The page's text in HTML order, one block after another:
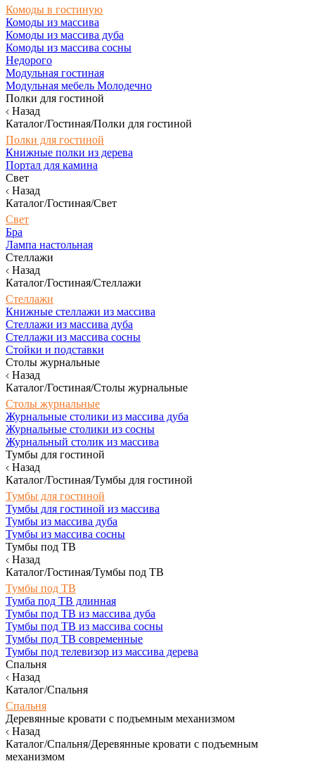
Комоды в гостиную
Комоды из массива
Комоды из массива дуба
Комоды из массива сосны
Недорого
Модульная гостиная
Модульная мебель Молодечно
Полки для гостиной
Назад
Каталог/Гостиная/Полки для гостиной
Полки для гостиной
Книжные полки из дерева
Портал для камина
Свет
Назад
Каталог/Гостиная/Свет
Свет
Бра
Лампа настольная
Стеллажи
Назад
Каталог/Гостиная/Стеллажи
Стеллажи
Книжные стеллажи из массива
Стеллажи из массива дуба
Стеллажи из массива сосны
Стойки и подставки
Столы журнальные
Назад
Каталог/Гостиная/Столы журнальные
Столы журнальные
Журнальные столики из массива дуба
Журнальные столики из сосны
Журнальный столик из массива
Тумбы для гостиной
Назад
Каталог/Гостиная/Тумбы для гостиной
Тумбы для гостиной
Тумбы для гостиной из массива
Тумбы из массива дуба
Тумбы из массива сосны
Тумбы под ТВ
Назад
Каталог/Гостиная/Тумбы под ТВ
Тумбы под ТВ
Тумба под ТВ длинная
Тумбы под ТВ из массива дуба
Тумбы под ТВ из массива сосны
Тумбы под ТВ современные
Тумбы под телевизор из массива дерева
Спальня
Назад
Каталог/Спальня
Спальня
Деревянные кровати с подъемным механизмом
Назад
Каталог/Спальня/Деревянные кровати с подъемным
механизмом